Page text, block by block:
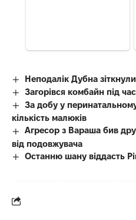
Неподалік Дубна
Загорівся комбайн під
За добу у
кількість малюків
Агресор з Вараша бив
від подовжувача
Останню шану віддасть